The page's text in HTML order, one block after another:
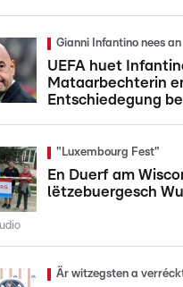
Gianni Infantino nees
UEFA huet
Mataarbechterin
Entschiedegung
"Luxembourg Fest"
En Duerf am
lëtzebuergesch
Är witzegsten a